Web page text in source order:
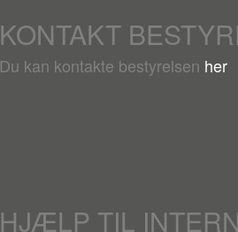
KONTAKT
Du kan kontakte bestyrelsen her
HJÆLP TIL